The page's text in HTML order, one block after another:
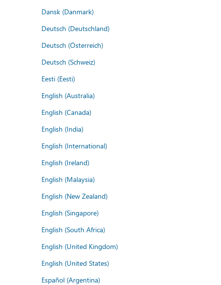
Dansk (Danmark)
Deutsch (Deutschland)
Deutsch (Österreich)
Deutsch (Schweiz)
Eesti (Eesti)
English (Australia)
English (Canada)
English (India)
English (International)
English (Ireland)
English (Malaysia)
English (New Zealand)
English (Singapore)
English (South Africa)
English (United Kingdom)
English (United States)
Español (Argentina)